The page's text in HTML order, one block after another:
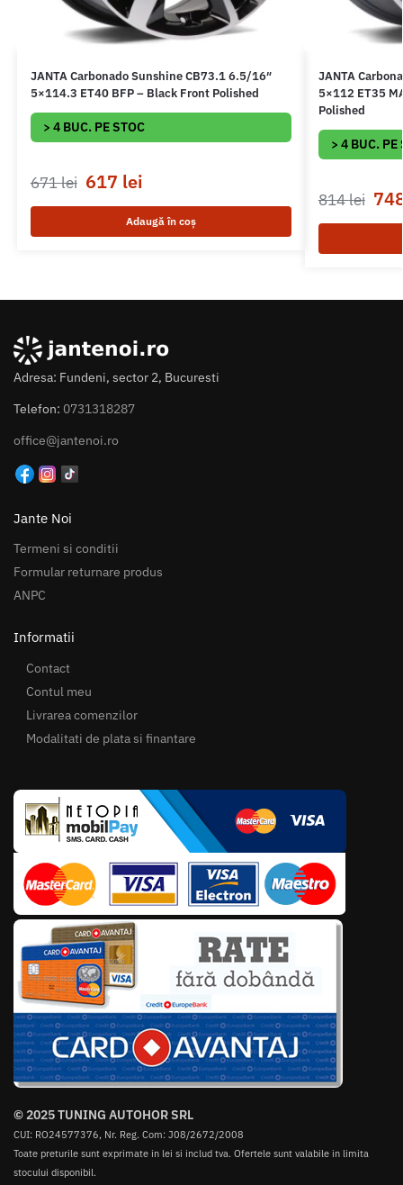
JANTA Carbonado Sunshine CB73.1 6.5/16″
5×114.3 ET40 BFP – Black Front Polished
> 4 BUC. PE STOC
671lei 617 lei
Adaugă în coș
JANTA
5×112 ET35
Polished
> 4 BUC. PE
814lei
Adresa: Fundeni, sector 2, Bucuresti
Telefon: 0731318287
office@jantenoi.ro
Jante Noi
Termeni si conditii
Formular returnare produs
ANPC
Informatii
Contact
Contul meu
Livrarea comenzilor
Modalitati de plata si finantare
© 2025 TUNING AUTOHOR SRL
CUI: RO24577376, Nr. Reg. Com: J08/2672/2008
Toate preturile sunt exprimate in lei si includ tva. Ofertele sunt valabile in limita
stocului disponibil.